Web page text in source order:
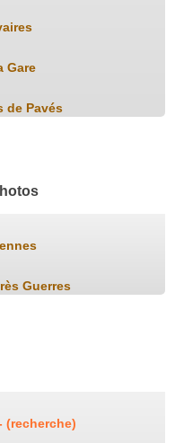
Gare
de Pavés
Guerres
(recherche)